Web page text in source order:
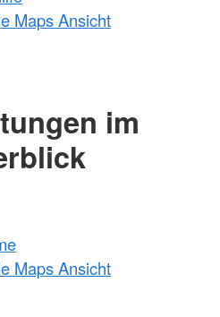
Maps Ansicht
im
Maps Ansicht